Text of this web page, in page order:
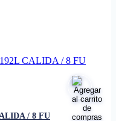
/ 8 FU